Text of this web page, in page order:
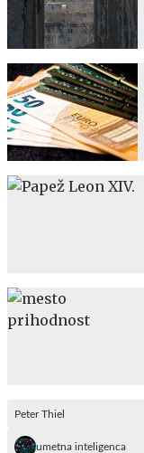
Peter Thiel
umetna inteligenca